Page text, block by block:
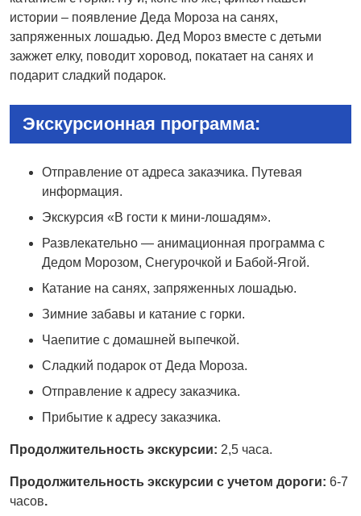
истории – появление Деда Мороза на санях,
запряженных лошадью. Дед Мороз вместе с детьми
зажжет елку, поводит хоровод, покатает на санях и
подарит сладкий подарок.
Экскурсионная программа:
Отправление от адреса заказчика. Путевая
информация.
Экскурсия «В гости к мини-лошадям».
Развлекательно — анимационная программа с
Дедом Морозом, Снегурочкой и Бабой-Ягой.
Катание на санях, запряженных лошадью.
Зимние забавы и катание с горки.
Чаепитие с домашней выпечкой.
Сладкий подарок от Деда Мороза.
Отправление к адресу заказчика.
Прибытие к адресу заказчика.
Продолжительность экскурсии: 2,5 часа.
Продолжительность экскурсии с учетом дороги: 6-7
часов.